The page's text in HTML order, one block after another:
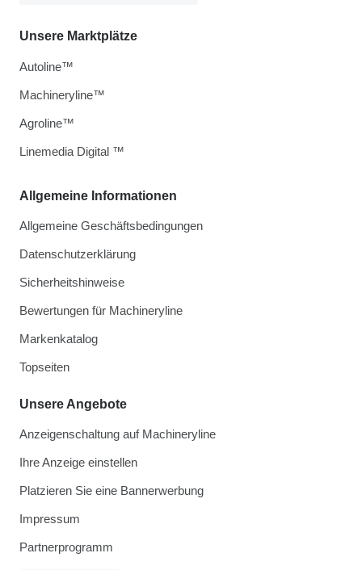
Allgemeine Informationen
Allgemeine Geschäftsbedingungen
Datenschutzerklärung
Sicherheitshinweise
Bewertungen für Machineryline
Markenkatalog
Topseiten
Unsere Angebote
Anzeigenschaltung auf Machineryline
Ihre Anzeige einstellen
Platzieren Sie eine Bannerwerbung
Impressum
Partnerprogramm
Unsere Marktplätze
Autoline™
Machineryline™
Agroline™
Linemedia Digital ™